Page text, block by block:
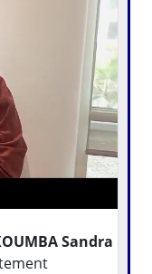
Sandra